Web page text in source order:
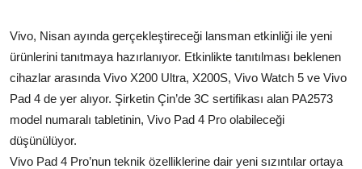
Vivo, Nisan ayında gerçekleştireceği lansman etkinliği ile yeni
ürünlerini tanıtmaya hazırlanıyor. Etkinlikte tanıtılması beklenen
cihazlar arasında Vivo X200 Ultra, X200S, Vivo Watch 5 ve Vivo
Pad 4 de yer alıyor. Şirketin Çin’de 3C sertifikası alan PA2573
model numaralı tabletinin, Vivo Pad 4 Pro olabileceği
düşünülüyor.
Vivo Pad 4 Pro’nun teknik özelliklerine dair yeni sızıntılar ortaya